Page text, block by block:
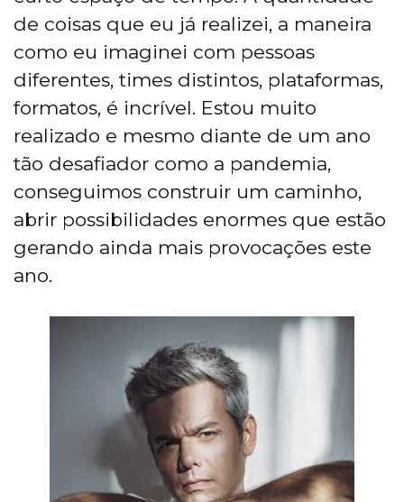
de coisas que eu já realizei, a maneira
como eu imaginei com pessoas
diferentes, times distintos, plataformas,
formatos, é incrível. Estou muito
realizado e mesmo diante de um ano
tão desafiador como a pandemia,
conseguimos construir um caminho,
abrir possibilidades enormes que estão
gerando ainda mais provocações este
ano.